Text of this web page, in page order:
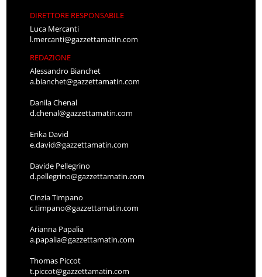
DIRETTORE RESPONSABILE
Luca Mercanti
l.mercanti@gazzettamatin.com
REDAZIONE
Alessandro Bianchet
a.bianchet@gazzettamatin.com
Danila Chenal
d.chenal@gazzettamatin.com
Erika David
e.david@gazzettamatin.com
Davide Pellegrino
d.pellegrino@gazzettamatin.com
Cinzia Timpano
c.timpano@gazzettamatin.com
Arianna Papalia
a.papalia@gazzettamatin.com
Thomas Piccot
t.piccot@gazzettamatin.com